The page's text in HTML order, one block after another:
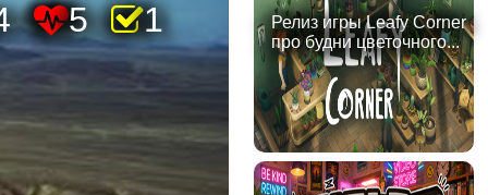
5 1
Релиз игры Leafy Corner
про будни цветочного...